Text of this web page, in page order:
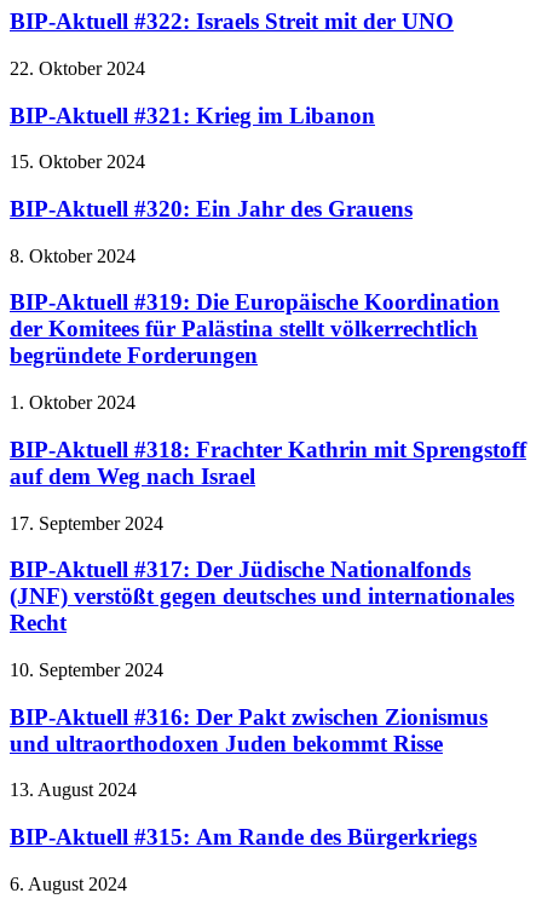
BIP-Aktuell #322: Israels Streit mit der UNO
22. Oktober 2024
BIP-Aktuell #321: Krieg im Libanon
15. Oktober 2024
BIP-Aktuell #320: Ein Jahr des Grauens
8. Oktober 2024
BIP-Aktuell #319: Die Europäische Koordination
der Komitees für Palästina stellt völkerrechtlich
begründete Forderungen
1. Oktober 2024
BIP-Aktuell #318: Frachter Kathrin mit Sprengstoff
auf dem Weg nach Israel
17. September 2024
BIP-Aktuell #317: Der Jüdische Nationalfonds
(JNF) verstößt gegen deutsches und internationales
Recht
10. September 2024
BIP-Aktuell #316: Der Pakt zwischen Zionismus
und ultraorthodoxen Juden bekommt Risse
13. August 2024
BIP-Aktuell #315: Am Rande des Bürgerkriegs
6. August 2024